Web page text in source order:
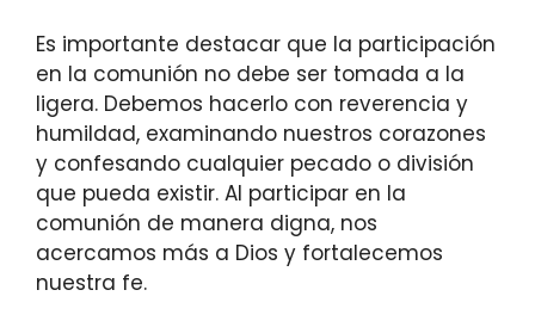
Es importante destacar que la participación
en la comunión no debe ser tomada a la
ligera. Debemos hacerlo con reverencia y
humildad, examinando nuestros corazones
y confesando cualquier pecado o división
que pueda existir. Al participar en la
comunión de manera digna, nos
acercamos más a Dios y fortalecemos
nuestra fe.